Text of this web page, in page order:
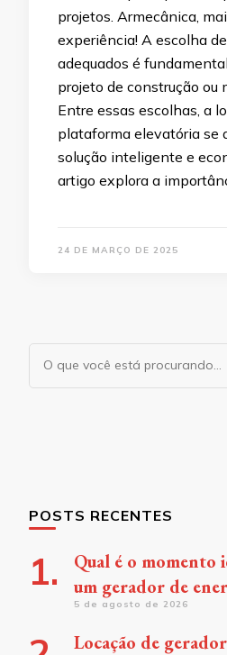
projetos. Armecânica,
experiência! A escolha
adequados é
projeto de construção ou
Entre essas escolhas, a
plataforma elevatória se
solução inteligente e
artigo explora a
24 DE MARÇO DE 2025
Procurando
POSTS RECENTES
Qual é o momento
um gerador de
5 de agosto de 2026
Locação de